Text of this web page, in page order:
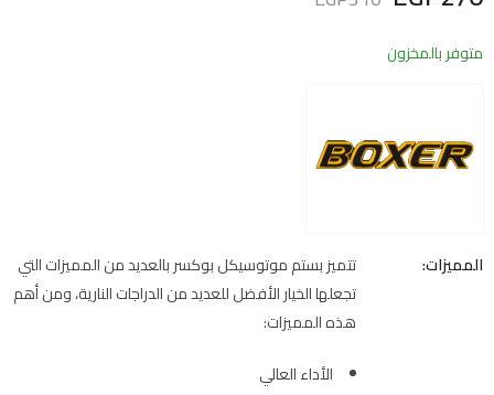
متوفر بالمخزون
المميزات:
تتميز بستم موتوسيكل بوكسر بالعديد من المميزات التي
تجعلها الخيار الأفضل للعديد من الدراجات النارية، ومن أهم
هذه المميزات:
الأداء العالي